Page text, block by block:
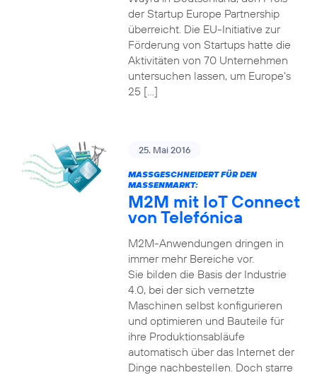
der Startup Europe Partnership
überreicht. Die EU-Initiative zur
Förderung von Startups hatte die
Aktivitäten von 70 Unternehmen
untersuchen lassen, um Europe’s
25 […]
25. Mai 2016
MASSGESCHNEIDERT FÜR DEN M
ASSENMARKT:
M2M mit IoT Connect
von Telefónica
M2M-Anwendungen dringen in
immer mehr Bereiche vor.
Sie bilden die Basis der Industrie
4.0, bei der sich vernetzte
Maschinen selbst konfigurieren
und optimieren und Bauteile für
ihre Produktionsabläufe
automatisch über das Internet der
Dinge nachbestellen. Doch starre